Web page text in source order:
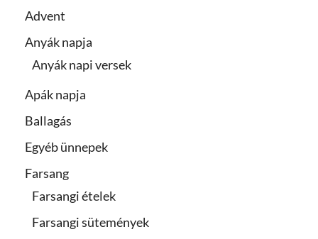
Advent
Anyák napja
Anyák napi versek
Apák napja
Ballagás
Egyéb ünnepek
Farsang
Farsangi ételek
Farsangi sütemények